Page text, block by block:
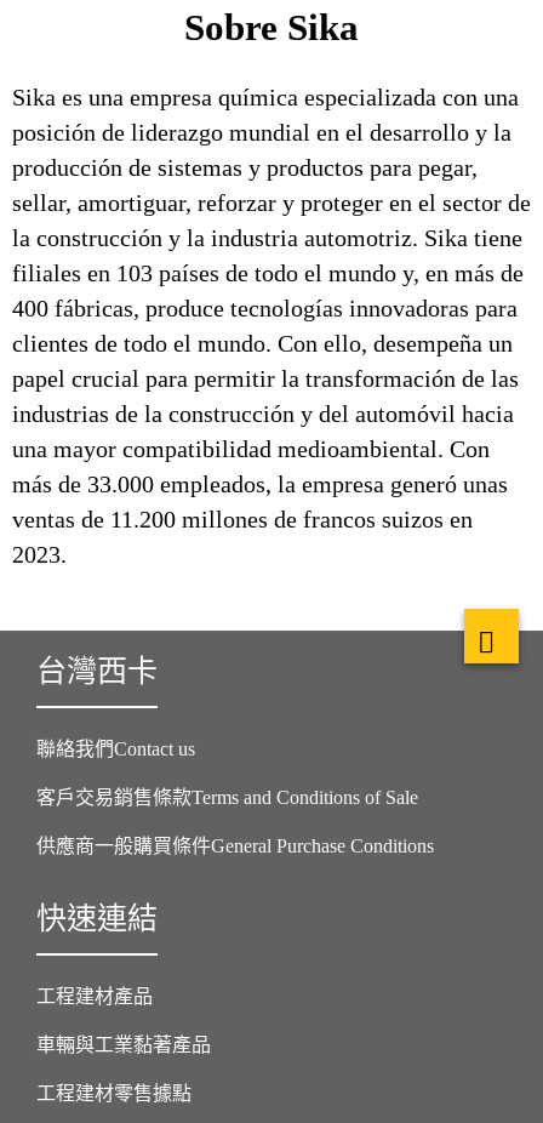
Sobre Sika
Sika es una empresa química especializada con una
posición de liderazgo mundial en el desarrollo y la
producción de sistemas y productos para pegar,
sellar, amortiguar, reforzar y proteger en el sector de
la construcción y la industria automotriz. Sika tiene
filiales en 103 países de todo el mundo y, en más de
400 fábricas, produce tecnologías innovadoras para
clientes de todo el mundo. Con ello, desempeña un
papel crucial para permitir la transformación de las
industrias de la construcción y del automóvil hacia
una mayor compatibilidad medioambiental. Con
más de 33.000 empleados, la empresa generó unas
ventas de 11.200 millones de francos suizos en
2023.
台灣西卡
聯絡我們Contact us
客戶交易銷售條款Terms and Conditions of Sale
供應商一般購買條件General Purchase Conditions
快速連結
工程建材產品
車輛與工業黏著產品
工程建材零售據點